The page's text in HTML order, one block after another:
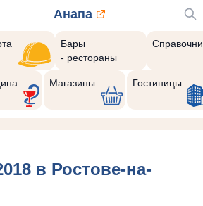
Анапа
Бары
- рестораны
Магазины Гостиницы
в Ростове-на-